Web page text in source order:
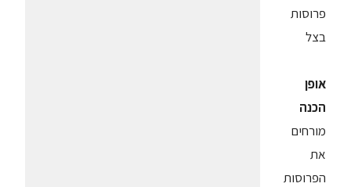
פרוסות
בצל
אופן
הכנה
מורחים
את
הפרוסות